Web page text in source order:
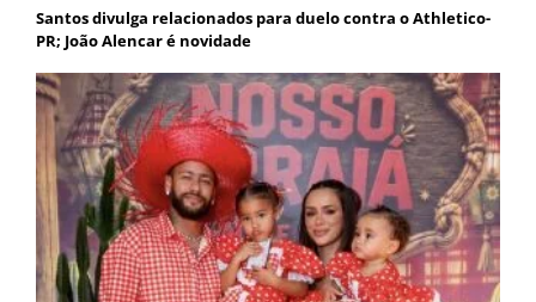
Santos divulga relacionados para duelo contra o Athletico-
PR; João Alencar é novidade